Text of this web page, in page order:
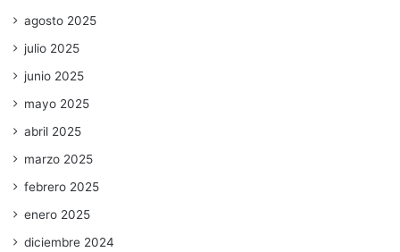
agosto 2025
julio 2025
junio 2025
mayo 2025
abril 2025
marzo 2025
febrero 2025
enero 2025
diciembre 2024